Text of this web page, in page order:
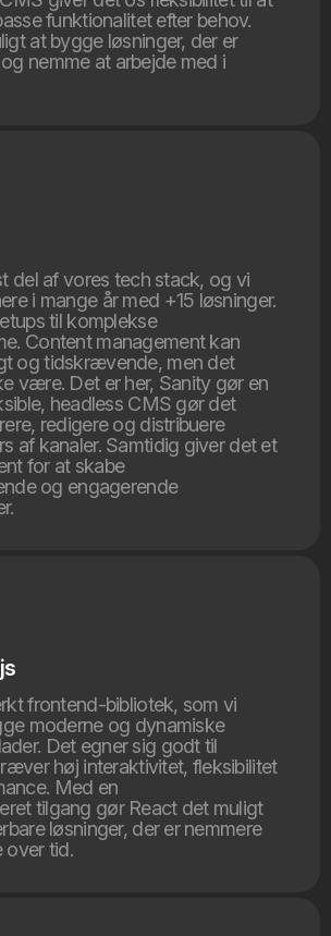
funktionalitet efter behov.
at bygge løsninger, der er
nemme at arbejde med i
del af vores tech stack, og vi
i mange år med +15 løsninger.
til komplekse
Content management kan
og tidskrævende, men det
være. Det er her, Sanity gør en
headless CMS gør det
redigere og distribuere
af kanaler. Samtidig giver det et
for at skabe
og engagerende
frontend-bibliotek, som vi
moderne og dynamiske
Det egner sig godt til
høj interaktivitet, fleksibilitet
Med en
tilgang gør React det muligt
løsninger, der er nemmere
over tid.